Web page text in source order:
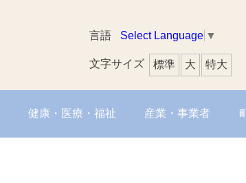
言語 Select Language ▼
文字サイズ 標準 大 特大
健康・医療・福祉 産業・事業者